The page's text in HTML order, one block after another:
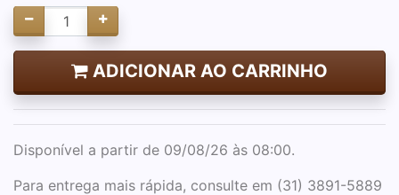
ADICIONAR AO CARRINHO
Disponível a partir de 09/08/26 às 08:00.
Para entrega mais rápida, consulte em (31) 3891-5889